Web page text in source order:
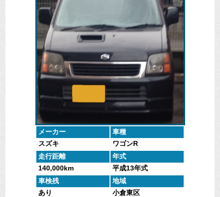
メーカー
車種
スズキ
ワゴンR
走行距離
年式
140,000km
平成13年式
車検残
地域
あり
小倉東区